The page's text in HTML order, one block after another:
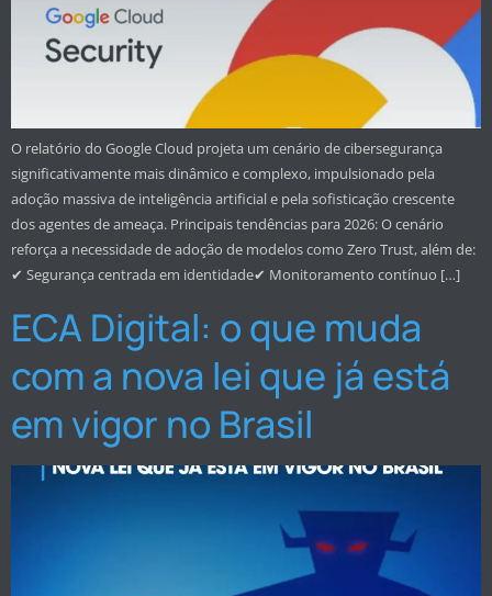
O relatório do Google Cloud projeta um cenário de cibersegurança
significativamente mais dinâmico e complexo, impulsionado pela
adoção massiva de inteligência artificial e pela sofisticação crescente
dos agentes de ameaça. Principais tendências para 2026: O cenário
reforça a necessidade de adoção de modelos como Zero Trust, além de:
✔ Segurança centrada em identidade✔ Monitoramento contínuo […]
ECA Digital: o que muda
com a nova lei que já está
em vigor no Brasil